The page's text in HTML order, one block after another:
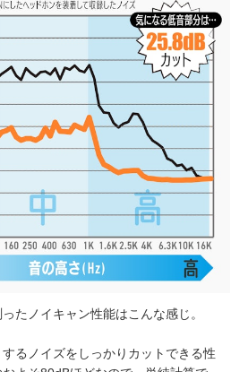
たノイキャン性能はこんな感じ。
るノイズをしっかりカットできる性